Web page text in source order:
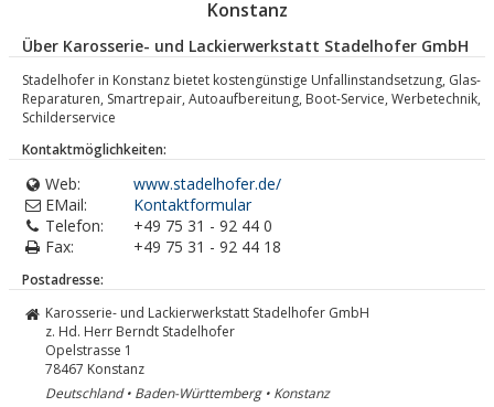
Konstanz
Über Karosserie- und Lackierwerkstatt Stadelhofer GmbH
Stadelhofer in Konstanz bietet kostengünstige Unfallinstandsetzung, Glas-
Reparaturen, Smartrepair, Autoaufbereitung, Boot-Service, Werbetechnik,
Schilderservice
Kontaktmöglichkeiten:
Web:
www.stadelhofer.de/
EMail:
Kontaktformular
Telefon:
+49 75 31 - 92 44 0
Fax:
+49 75 31 - 92 44 18
Postadresse:
Karosserie- und Lackierwerkstatt Stadelhofer GmbH
z. Hd. Herr Berndt Stadelhofer
Opelstrasse 1
78467 Konstanz
Deutschland • Baden-Württemberg • Konstanz